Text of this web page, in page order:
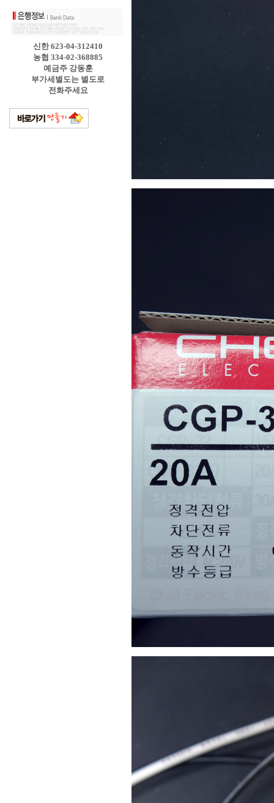
신한 623-04-312410
농협 334-02-368885
예금주 강동훈
부가세별도는 별도로
전화주세요